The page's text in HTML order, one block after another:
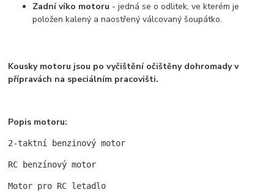
Zadní víko motoru - jedná se o odlitek, ve kterém je
položen kalený a naostřený válcovaný šoupátko.
Kousky motoru jsou po vyčištění očištěny dohromady v
přípravách na speciálním pracovišti.
Popis motoru:
2-taktní benzinový motor
RC benzínový motor
Motor pro RC letadlo